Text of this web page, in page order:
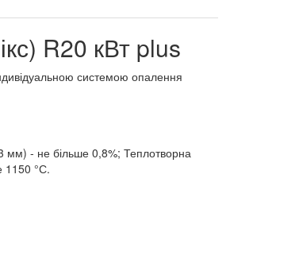
R20 кВт plus
системою опалення
мм) - не більше 0,8%; Теплотворна
1150 °С.